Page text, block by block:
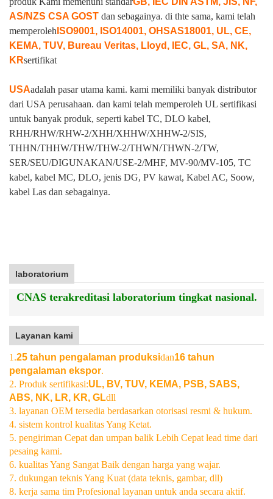
AS/NZS CSA GOST dan sebagainya. di thte sama, kami telah
memperoleh ISO9001, ISO14001, OHSAS18001, UL, CE,
KEMA, TUV, Bureau Veritas, Lloyd, IEC, GL, SA, NK,
KRsertifikat
USAadalah pasar utama kami. kami memiliki banyak distributor
dari USA perusahaan. dan kami telah memperoleh UL sertifikasi
untuk banyak produk, seperti kabel TC, DLO kabel,
RHH/RHW/RHW-2/XHH/XHHW/XHHW-2/SIS,
THHN/THHW/THW/THW-2/THWN/THWN-2/TW,
SER/SEU/DIGUNAKAN/USE-2/MHF, MV-90/MV-105, TC
kabel, kabel MC, DLO, jenis DG, PV kawat, Kabel AC, Soow,
kabel Las dan sebagainya.
laboratorium
CNAS terakreditasi laboratorium tingkat nasional.
Layanan kami
1.25 tahun pengalaman produksidan16 tahun
pengalaman ekspor.
2. Produk sertifikasi:UL, BV, TUV, KEMA, PSB, SABS,
ABS, NK, LR, KR, GLdll
3. layanan OEM tersedia berdasarkan otorisasi resmi & hukum.
4. sistem kontrol kualitas Yang Ketat.
5. pengiriman Cepat dan umpan balik Lebih Cepat lead time dari
pesaing kami.
6. kualitas Yang Sangat Baik dengan harga yang wajar.
7. dukungan teknis Yang Kuat (data teknis, gambar, dll)
8. kerja sama tim Profesional layanan untuk anda secara aktif.